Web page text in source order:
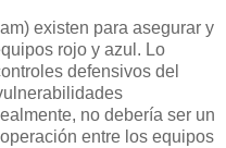
existen para asegurar y
rojo y azul. Lo
defensivos del
no debería ser un
entre los equipos